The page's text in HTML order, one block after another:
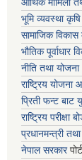
आर्थिक मामिला
भूमि व्यवस्था
सामाजिक विकास
भौतिक पूर्वाधार
नीति तथा
राष्ट्रिय योजना
प्रिती फन्ट बाट
राष्ट्रिय परीक्षा
प्रधानमन्त्री
नेपाल सरकार